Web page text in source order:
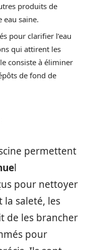
produits de
eau saine.
pour clarifier l’eau
qui attirent les
consiste à éliminer
de fond de
permettent
l
pour nettoyer
saleté, les
de les brancher
pour